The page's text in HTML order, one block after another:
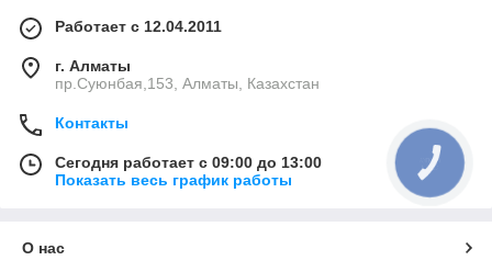
Работает с 12.04.2011
г. Алматы
пр.Суюнбая,153, Алматы, Казахстан
Контакты
Сегодня работает с 09:00 до 13:00
Показать весь график работы
О нас
КНОПКА
СВЯЗИ